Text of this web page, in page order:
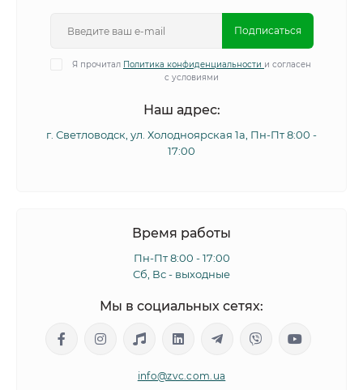
Подписаться
Я прочитал Политика конфиденциальности и согласен
с условиями
Наш адрес:
г. Светловодск, ул. Холодноярская 1а, Пн-Пт 8:00 -
17:00
Время работы
Пн-Пт 8:00 - 17:00
Сб, Вс - выходные
Мы в социальных сетях:
info@zvc.com.ua